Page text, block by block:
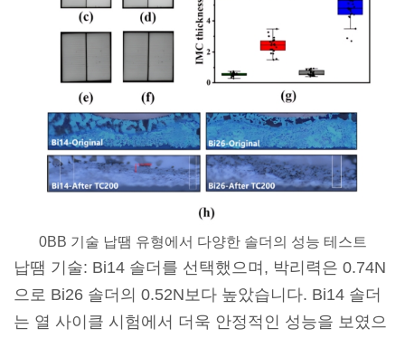
0BB 기술 납땜 유형에서 다양한 솔더의 성능 테스트
납땜 기술: Bi14 솔더를 선택했으며, 박리력은 0.74N
으로 Bi26 솔더의 0.52N보다 높았습니다. Bi14 솔더
는 열 사이클 시험에서 더욱 안정적인 성능을 보였으